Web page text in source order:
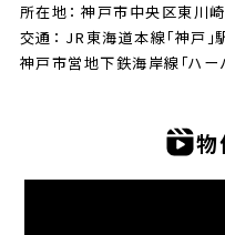
所在地： 神戸市中央区東川
交通： JR東海道本線「神戸
神戸市営地下鉄海岸線「ハー
物